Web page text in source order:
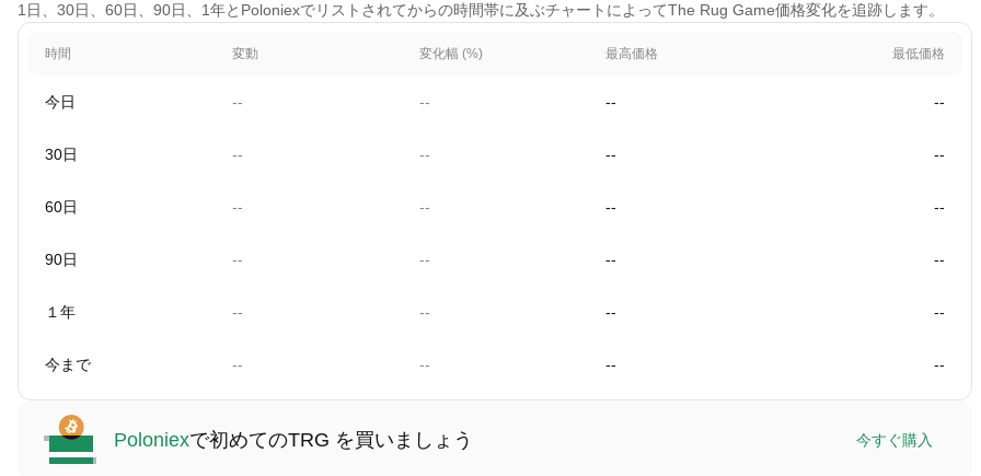
1日、30日、60日、90日、1年とPoloniexでリストされてからの時間帯に及ぶチャートによってThe Rug Game価格変化を追跡します。
時間 変動 変化幅 (%) 最高価格 最低価格
今日 -- -- -- --
30日 -- -- -- --
60日 -- -- -- --
90日 -- -- -- --
１年 -- -- -- --
今まで -- -- -- --
Poloniexで初めてのTRG を買いましょう 今すぐ購入